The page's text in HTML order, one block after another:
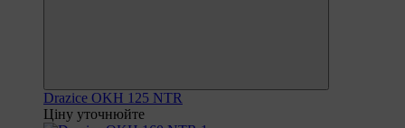
Drazice OKH 125 NTR
Ціну уточнюйте